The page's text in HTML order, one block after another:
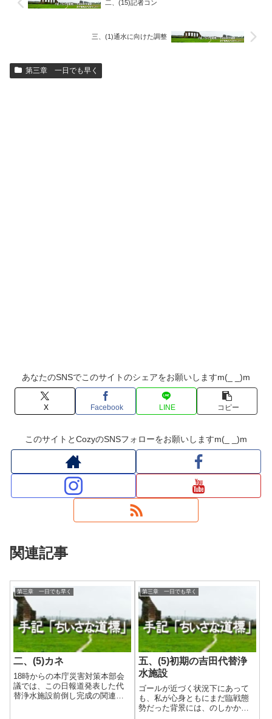
二、(15)記者コン
三、(1)通水に向けた調整
第三章 一日でも早く
あなたのSNSでこのサイトのシェアをお願いしますm(_ _)m
X Facebook LINE コピー
このサイトとCozyのSNSフォローをお願いしますm(_ _)m
関連記事
第三章 一日でも早く
二、(5)カネ
18時からの本庁災害対策本部会
議では、この日報道発表した代
替浄水施設前倒し完成の関連情
第三章 一日でも早く
五、(5)初期の吉田代替浄
水施設
ゴールが近づく状況下にあって
も、私が心身ともにまだ臨戦態
勢だった背景には、のしかかっ